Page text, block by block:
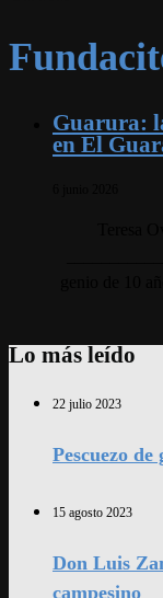
Guarura:
en El
Lo más leído
22 julio 2023
Pescuezo
15 agosto 2023
Don Luis
campesino